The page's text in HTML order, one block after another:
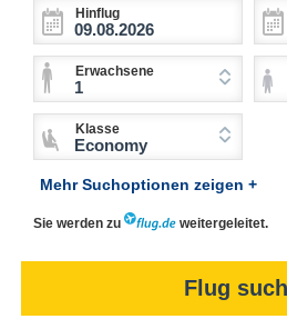
Hinflug
Erwachsene
1
Klasse
Economy
Mehr Suchoptionen zeigen +
Sie werden zu weitergeleitet.
Flug